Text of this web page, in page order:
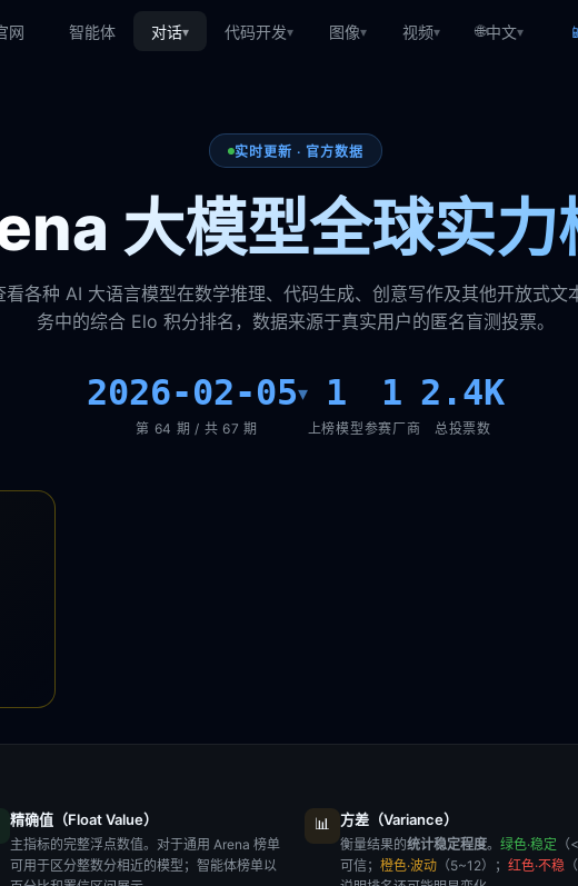
网 智能体 对话▾ 代码开发▾ 图像▾ 视频▾ 🌐中文▾ 📱
实时更新 · 官方数据
大模型全球实力
看各种 AI 大语言模型在数学推理、代码生成、创意写作及其他开放式文
务中的综合 Elo 积分排名，数据来源于真实用户的匿名盲测投票。
2026-02-05▾
第 64 期 / 共 67 期
1
上榜模型
1
参赛厂商
2.4K
总投票数
精确值（Float Value）
主指标的完整浮点数值。对于通用 Arena 榜单
可用于区分整数分相近的模型；智能体榜单以
📊 方差（Variance）
衡量结果的统计稳定程度。 绿色·稳定
可信； 橙色·波动 （5~12）； 红色·不稳